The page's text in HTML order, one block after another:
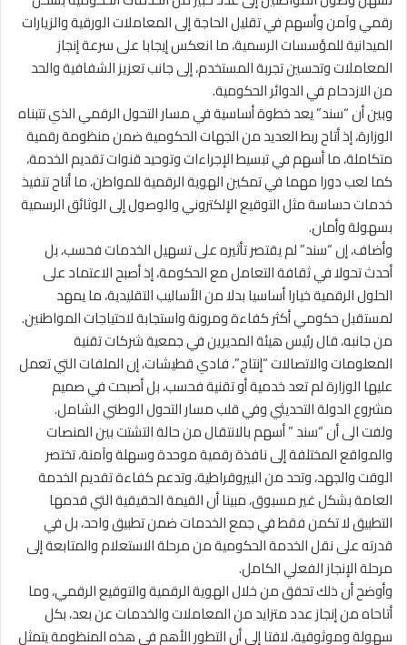
رقمي وآمن وأسهم في تقليل الحاجة إلى المعاملات الورقية والزيارات
الميدانية للمؤسسات الرسمية، ما انعكس إيجابا على سرعة إنجاز
المعاملات وتحسين تجربة المستخدم، إلى جانب تعزيز الشفافية والحد
من الازدحام في الدوائر الحكومية.
وبين أن “سند” يعد خطوة أساسية في مسار التحول الرقمي الذي تتبناه
الوزارة، إذ أتاح ربط العديد من الجهات الحكومية ضمن منظومة رقمية
متكاملة، ما أسهم في تبسيط الإجراءات وتوحيد قنوات تقديم الخدمة،
كما لعب دورا مهما في تمكين الهوية الرقمية للمواطن، ما أتاح تنفيذ
خدمات حساسة مثل التوقيع الإلكتروني والوصول إلى الوثائق الرسمية
بسهولة وأمان.
وأضاف، إن “سند” لم يقتصر تأثيره على تسهيل الخدمات فحسب، بل
أحدث تحولا في ثقافة التعامل مع الحكومة، إذ أصبح الاعتماد على
الحلول الرقمية خيارا أساسيا بدلا من الأساليب التقليدية، ما يمهد
لمستقبل حكومي أكثر كفاءة ومرونة واستجابة لاحتياجات المواطنين.
من جانبه، قال رئيس هيئة المديرين في جمعية شركات تقنية
المعلومات والاتصالات “إنتاج”، فادي قطيشات، إن الملفات التي تعمل
عليها الوزارة لم تعد خدمية أو تقنية فحسب، بل أصبحت في صميم
مشروع الدولة التحديثي وفي قلب مسار التحول الوطني الشامل.
ولفت الى أن “سند ” أسهم بالانتقال من حالة التشتت بين المنصات
والمواقع المختلفة إلى نافذة رقمية موحدة وسهلة وآمنة، تختصر
الوقت والجهد، وتحد من البيروقراطية، وتدعم كفاءة تقديم الخدمة
العامة بشكل غير مسبوق، مبينا أن القيمة الحقيقية التي قدمها
التطبيق لا تكمن فقط في جمع الخدمات ضمن تطبيق واحد، بل في
قدرته على نقل الخدمة الحكومية من مرحلة الاستعلام والمتابعة إلى
مرحلة الإنجاز الفعلي الكامل.
وأوضح أن ذلك تحقق من خلال الهوية الرقمية والتوقيع الرقمي، وما
أتاحاه من إنجاز عدد متزايد من المعاملات والخدمات عن بعد، بكل
سهولة وموثوقية، لافتا إلى أن التطور الأهم في هذه المنظومة يتمثل